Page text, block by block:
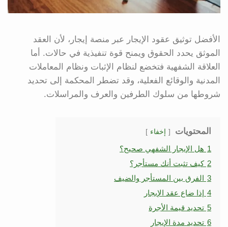
الأفضل توثيق عقود الإيجار عبر منصة إيجار، لأن العقد
الموثق يحدد الحقوق ويمنح قوة تنفيذية في حالات. أما
العلاقة الشفهية فتخضع لنظام الإثبات ونظام المعاملات
المدنية والوقائع الفعلية، وقد تضطر المحكمة إلى تحديد
شروطها من سلوك الطرفين والعرف والمراسلات.
المحتويات إخفاء
1 هل الإيجار الشفهي صحيح؟
2 كيف تثبت أنك مستأجر؟
3 الفرق بين المستأجر والضيف
4 إذا ضاع عقد الإيجار
5 تحديد قيمة الأجرة
6 تحديد مدة الإيجار